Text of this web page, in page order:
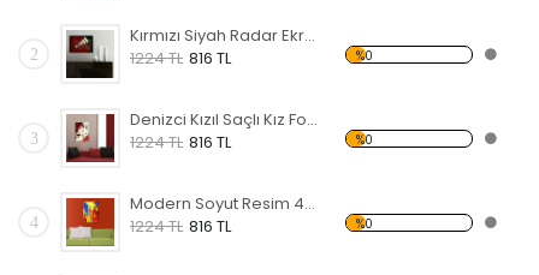
2
Kırmızı Siyah Radar Ekranı Forex Tablo
1224 TL 816 TL %0
3
Denizci Kızıl Saçlı Kız Forex Tablo
1224 TL 816 TL %0
4
Modern Soyut Resim 47 Forex Tablo
1224 TL 816 TL %0